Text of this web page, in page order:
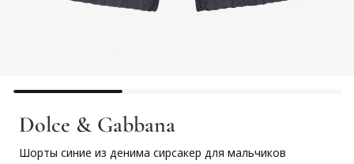
Dolce & Gabbana
Шорты синие из денима сирсакер для мальчиков